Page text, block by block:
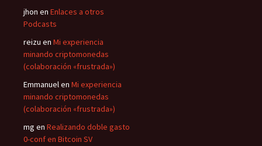
jhon en Enlaces a otros
Podcasts
reizu en Mi experiencia
minando criptomonedas
(colaboración «frustrada»)
Emmanuelen Mi experiencia
minando criptomonedas
(colaboración «frustrada»)
mg en Realizando doble gasto
0-conf en Bitcoin SV